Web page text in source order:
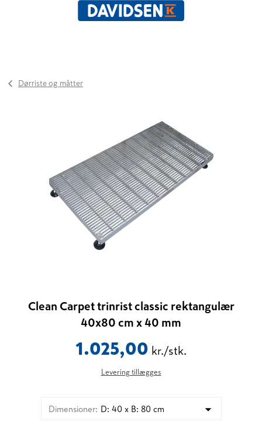
Dørriste og måtter
Clean Carpet trinrist classic rektangulær
40x80 cm x 40 mm
1.025,00 kr./stk.
Levering tillægges
Dimensioner: D: 40 x B: 80 cm